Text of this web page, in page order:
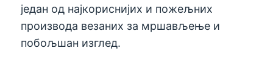
један од најкориснијих и пожељних
производа везаних за мршављење и
побољшан изглед.